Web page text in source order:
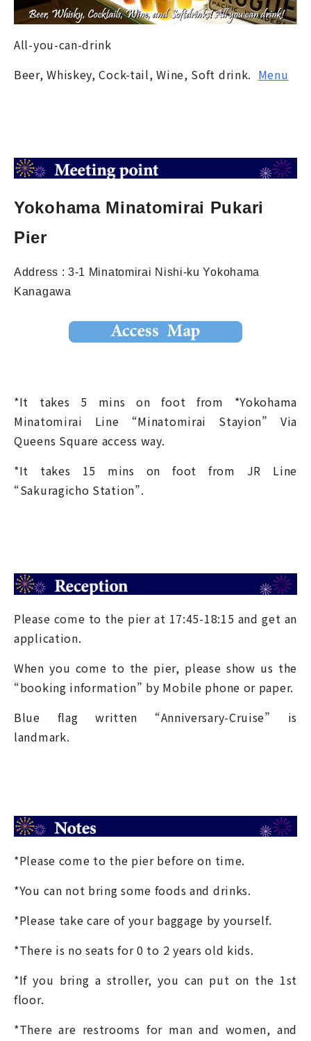
All-you-can-drink
Beer, Whiskey, Cock-tail, Wine, Soft drink. Menu
Yokohama Minatomirai Pukari
Pier
Address : 3-1 Minatomirai Nishi-ku Yokohama
Kanagawa
*It takes 5 mins on foot from *Yokohama
Minatomirai Line “Minatomirai Stayion” Via
Queens Square access way.
*It takes 15 mins on foot from JR Line
“Sakuragicho Station”.
Please come to the pier at 17:45-18:15 and get an
application.
When you come to the pier, please show us the
“booking information” by Mobile phone or paper.
Blue flag written “Anniversary-Cruise” is
landmark.
*Please come to the pier before on time.
*You can not bring some foods and drinks.
*Please take care of your baggage by yourself.
*There is no seats for 0 to 2 years old kids.
*If you bring a stroller, you can put on the 1st
floor.
*There are restrooms for man and women, and